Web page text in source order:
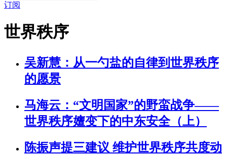
订阅
世界秩序
吴新慧：从一勺盐的自律到世界秩序
的愿景
马海云：“文明国家”的野蛮战争——
世界秩序嬗变下的中东安全（上）
陈振声提三建议 维护世界秩序共度动